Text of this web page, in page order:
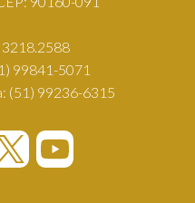
3218.2588
99841-5071
(51) 99236-6315